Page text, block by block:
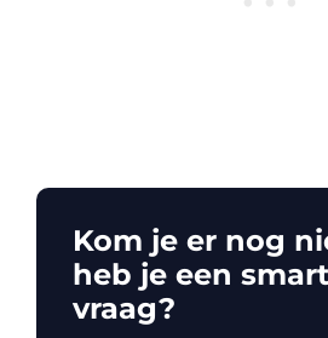
Kom je er nog
heb je een
vraag?